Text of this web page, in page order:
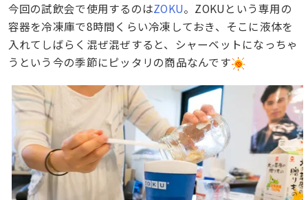
今回の試飲会で使用するのはZOKU。ZOKUという専用の
容器を冷凍庫で8時間くらい冷凍しておき、そこに液体を
入れてしばらく混ぜ混ぜすると、シャーベットになっちゃ
うという今の季節にピッタリの商品なんです